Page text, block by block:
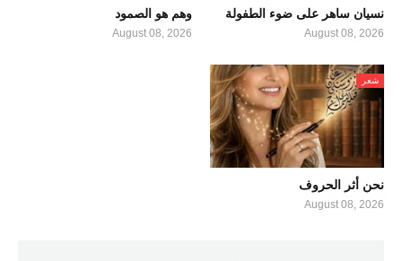
نسيان ساهر على ضوء الطفولة
August 08, 2026
وهم هو الصمود
August 08, 2026
شعر
نحن أثر الحروف
August 08, 2026